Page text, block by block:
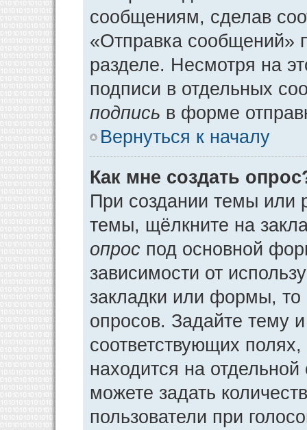
сообщениям, сделав
«Отправка сообщений»
разделе. Несмотря на
подписи в отдельных
подпись в форме
Вернуться к началу
Как мне создать
При создании темы или
темы, щёлкните на
опрос под основной
зависимости от
закладки или формы, то
опросов. Задайте тему
соответствующих
находится на
можете задать
пользователи при